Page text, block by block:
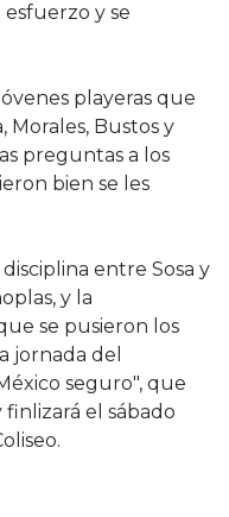
y se
playeras que
Morales, Bustos y
preguntas a los
bien se les
entre Sosa y
y la
se pusieron los
jornada del
seguro", que
el sábado